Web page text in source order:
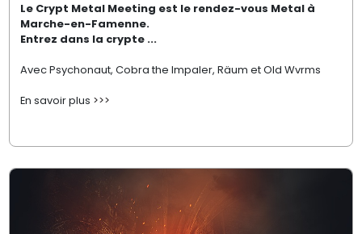
Le Crypt Metal Meeting est le rendez-vous Metal à
Marche-en-Famenne.
Entrez dans la crypte ...
Avec Psychonaut, Cobra the Impaler, Räum et Old Wvrms
En savoir plus >>>